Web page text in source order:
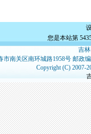
您是本站第
吉
市南关区南环城路1958号 邮政
Copyright (C) 2007-